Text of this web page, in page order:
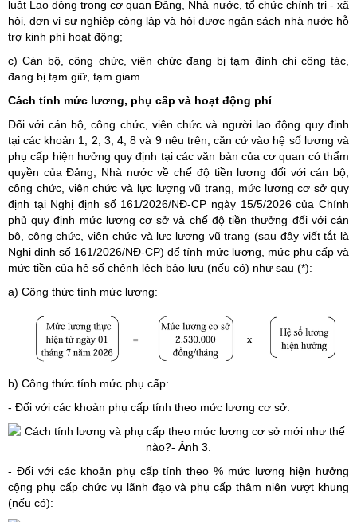
luật Lao động trong cơ quan Đảng, Nhà nước, tổ chức chính trị - xã
hội, đơn vị sự nghiệp công lập và hội được ngân sách nhà nước hỗ
trợ kinh phí hoạt động;
c) Cán bộ, công chức, viên chức đang bị tạm đình chỉ công tác,
đang bị tạm giữ, tạm giam.
Cách tính mức lương, phụ cấp và hoạt động phí
Đối với cán bộ, công chức, viên chức và người lao động quy định
tại các khoản 1, 2, 3, 4, 8 và 9 nêu trên, căn cứ vào hệ số lương và
phụ cấp hiện hưởng quy định tại các văn bản của cơ quan có thẩm
quyền của Đảng, Nhà nước về chế độ tiền lương đối với cán bộ,
công chức, viên chức và lực lượng vũ trang, mức lương cơ sở quy
định tại Nghị định số 161/2026/NĐ-CP ngày 15/5/2026 của Chính
phủ quy định mức lương cơ sở và chế độ tiền thưởng đối với cán
bộ, công chức, viên chức và lực lượng vũ trang (sau đây viết tắt là
Nghị định số 161/2026/NĐ-CP) để tính mức lương, mức phụ cấp và
mức tiền của hệ số chênh lệch bảo lưu (nếu có) như sau (*):
a) Công thức tính mức lương:
b) Công thức tính mức phụ cấp:
- Đối với các khoản phụ cấp tính theo mức lương cơ sở:
- Đối với các khoản phụ cấp tính theo % mức lương hiện hưởng
cộng phụ cấp chức vụ lãnh đạo và phụ cấp thâm niên vượt khung
(nếu có):